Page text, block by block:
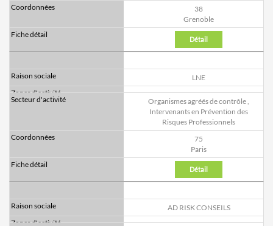
38
Grenoble
Détail
LNE
Organismes agréés de contrôle,
Intervenants en Prévention des
Risques Professionnels
75
Paris
Détail
AD RISK CONSEILS